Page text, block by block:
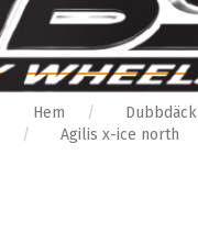
Hem Dubbdäck
Agilis x-ice north